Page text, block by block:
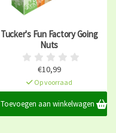
Tucker's Fun Factory Going
Nuts
€10,99
Op voorraad
Toevoegen aan winkelwagen